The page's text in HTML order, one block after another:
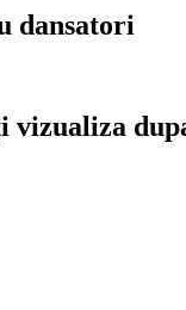
dansatori
vizualiza